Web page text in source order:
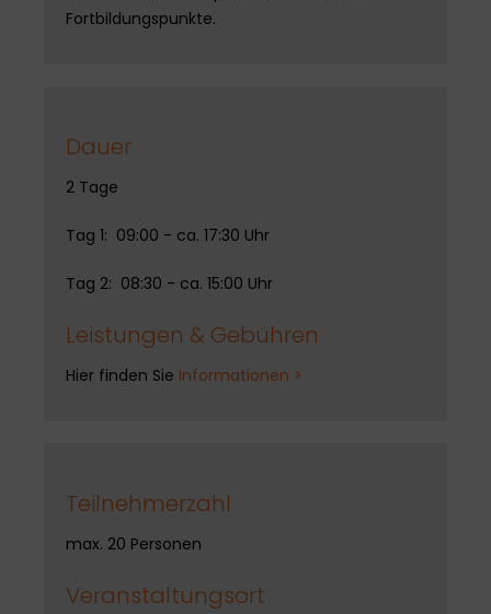
Fortbildungspunkte.
Dauer
2 Tage
Tag 1: 09:00 - ca. 17:30 Uhr
Tag 2: 08:30 - ca. 15:00 Uhr
Leistungen & Gebühren
Hier finden Sie Informationen >
Teilnehmerzahl
max. 20 Personen
Veranstaltungsort